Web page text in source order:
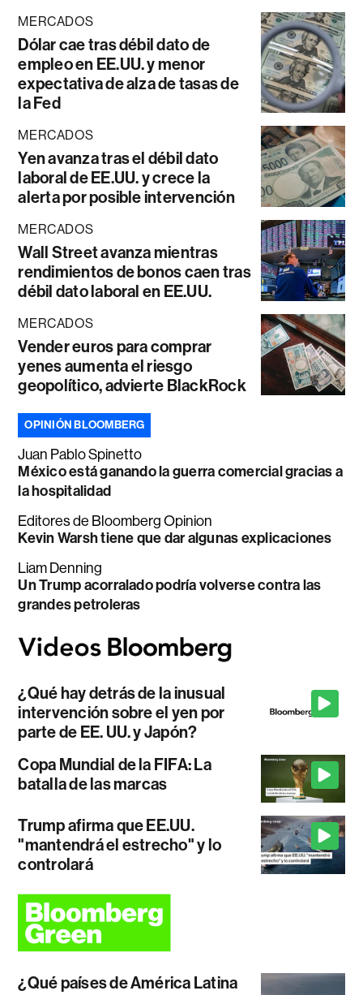
MERCADOS
Dólar cae tras débil dato de
empleo en EE.UU. y menor
expectativa de alza de tasas de
la Fed
MERCADOS
Yen avanza tras el débil dato
laboral de EE.UU. y crece la
alerta por posible intervención
MERCADOS
Wall Street avanza mientras
rendimientos de bonos caen tras
débil dato laboral en EE.UU.
MERCADOS
Vender euros para comprar
yenes aumenta el riesgo
geopolítico, advierte BlackRock
OPINIÓN BLOOMBERG
Juan Pablo Spinetto
México está ganando la guerra comercial gracias a
la hospitalidad
Editores de Bloomberg Opinion
Kevin Warsh tiene que dar algunas explicaciones
Liam Denning
Un Trump acorralado podría volverse contra las
grandes petroleras
¿Qué hay detrás de la inusual
intervención sobre el yen por
parte de EE. UU. y Japón?
Copa Mundial de la FIFA: La
batalla de las marcas
Trump afirma que EE.UU.
"mantendrá el estrecho" y lo
controlará
¿Qué países de América Latina